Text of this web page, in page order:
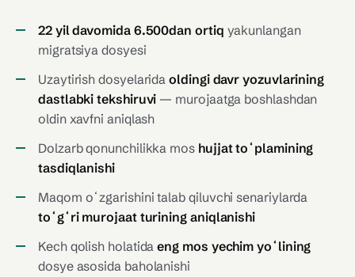
22 yil davomida 6.500dan ortiq yakunlangan
migratsiya dosyesi
Uzaytirish dosyelaridaoldingi davr yozuvlarining
dastlabki tekshiruvi — murojaatga boshlashdan
oldin xavfni aniqlash
Dolzarb qonunchilikka mos hujjat toʻplamining
tasdiqlanishi
Maqom oʻzgarishini talab qiluvchi senariylarda
toʻgʻri murojaat turining aniqlanishi
Kech qolish holatidaeng mos yechim yoʻlining
dosye asosida baholanishi